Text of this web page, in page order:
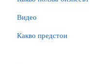
Видео
Какво предстои